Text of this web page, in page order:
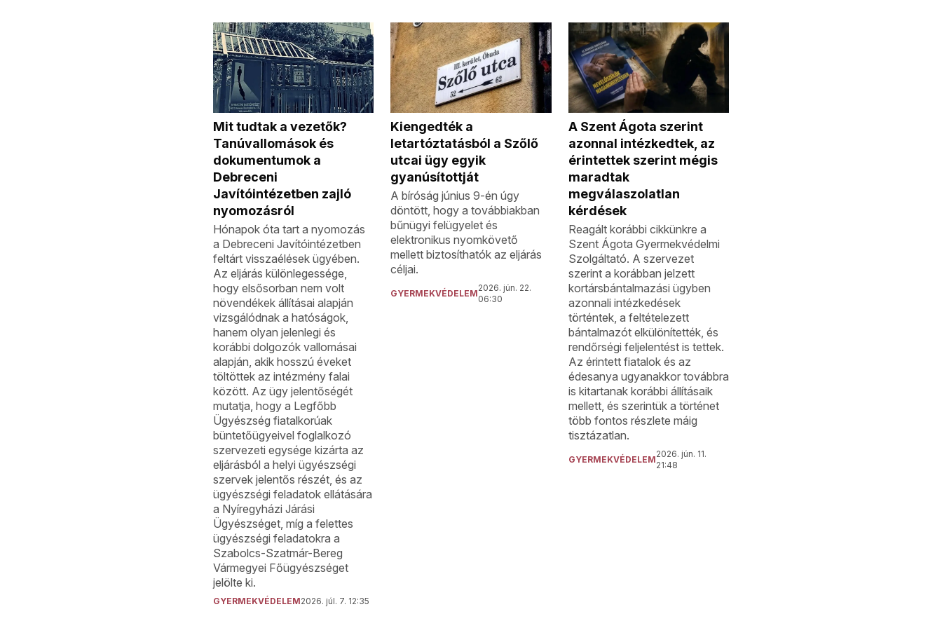
Mit tudtak a vezetők?
Tanúvallomások és
dokumentumok a
Debreceni
Javítóintézetben zajló
nyomozásról
Hónapok óta tart a nyomozás
a Debreceni Javítóintézetben
feltárt visszaélések ügyében.
Az eljárás különlegessége,
hogy elsősorban nem volt
növendékek állításai alapján
vizsgálódnak a hatóságok,
hanem olyan jelenlegi és
korábbi dolgozók vallomásai
alapján, akik hosszú éveket
töltöttek az intézmény falai
között. Az ügy jelentőségét
mutatja, hogy a Legfőbb
Ügyészség fiatalkorúak
büntetőügyeivel foglalkozó
szervezeti egysége kizárta az
eljárásból a helyi ügyészségi
szervek jelentős részét, és az
ügyészségi feladatok ellátására
a Nyíregyházi Járási
Ügyészséget, míg a felettes
ügyészségi feladatokra a
Szabolcs-Szatmár-Bereg
Vármegyei Főügyészséget
jelölte ki.
GYERMEKVÉDELEM2026. júl. 7. 12:35
Kiengedték a
letartóztatásból a Szőlő
utcai ügy egyik
gyanúsítottját
A bíróság június 9-én úgy
döntött, hogy a továbbiakban
bűnügyi felügyelet és
elektronikus nyomkövető
mellett biztosíthatók az eljárás
céljai.
GYERMEKVÉDELEM
2026. jún. 22.
06:30
A Szent Ágota szerint
azonnal intézkedtek, az
érintettek szerint mégis
maradtak
megválaszolatlan
kérdések
Reagált korábbi cikkünkre a
Szent Ágota Gyermekvédelmi
Szolgáltató. A szervezet
szerint a korábban jelzett
kortársbántalmazási ügyben
azonnali intézkedések
történtek, a feltételezett
bántalmazót elkülönítették, és
rendőrségi feljelentést is tettek.
Az érintett fiatalok és az
édesanya ugyanakkor továbbra
is kitartanak korábbi állításaik
mellett, és szerintük a történet
több fontos részlete máig
tisztázatlan.
GYERMEKVÉDELEM
2026. jún. 11.
21:48